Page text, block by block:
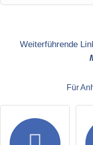
Hiermit akzeptiere
Weiterführende
Für